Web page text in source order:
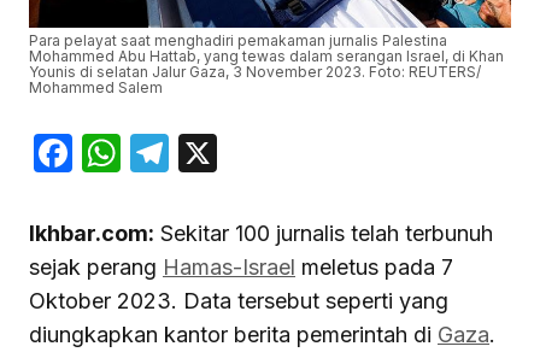
Para pelayat saat menghadiri pemakaman jurnalis Palestina
Mohammed Abu Hattab, yang tewas dalam serangan Israel, di Khan
Younis di selatan Jalur Gaza, 3 November 2023. Foto: REUTERS/
Mohammed Salem
Facebook
WhatsApp
Telegram
Ikhbar.com: Sekitar 100 jurnalis telah terbunuh
sejak perang Hamas-Israel meletus pada 7
Oktober 2023. Data tersebut seperti yang
diungkapkan kantor berita pemerintah di Gaza.